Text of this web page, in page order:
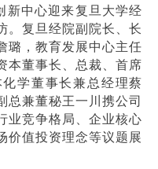
新中心迎来复旦大学经
。复旦经院副院长、长
璐，教育发展中心主任
本董事长、总裁、首席
学董事长兼总经理蔡
总兼董秘王一川携公司
业竞争格局、企业核心
价值投资理念等议题展